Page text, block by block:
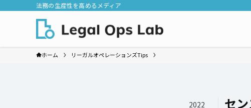
法務の生産性を高めるメディア
ホーム リーガルオペレーションズTips
セ
2022